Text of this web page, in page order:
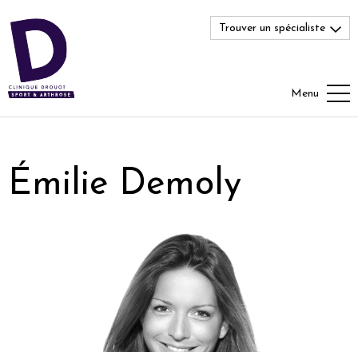
Trouver un spécialiste
Menu
Émilie Demoly